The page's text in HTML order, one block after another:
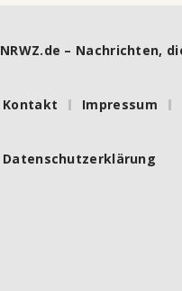
NRWZ.de – Nachrichten,
Kontakt Impressum
Datenschutzerklärung